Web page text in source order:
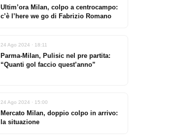
Ultim’ora Milan, colpo a centrocampo:
c’è l’here we go di Fabrizio Romano
24 Ago 2024 · 18:11
Parma-Milan, Pulisic nel pre partita:
“Quanti gol faccio quest’anno”
24 Ago 2024 · 15:00
Mercato Milan, doppio colpo in arrivo:
la situazione